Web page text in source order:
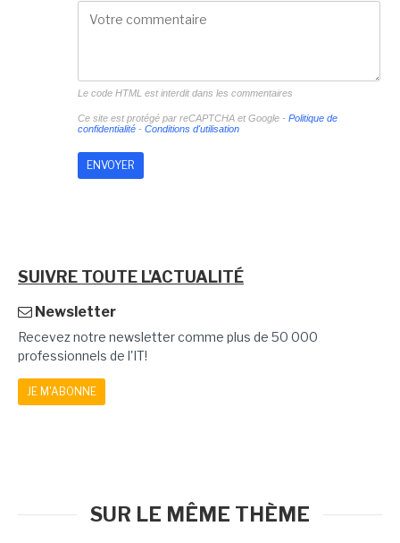
Le code HTML est interdit dans les commentaires
Ce site est protégé par reCAPTCHA et Google - Politique de
confidentialité- Conditions d'utilisation
SUIVRE TOUTE L'ACTUALITÉ
Newsletter
Recevez notre newsletter comme plus de 50 000
professionnels de l'IT!
JE M'ABONNE
SUR LE MÊME THÈME